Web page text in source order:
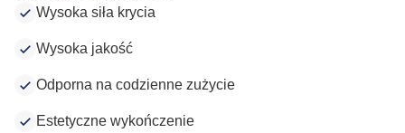
Wysoka siła krycia
Wysoka jakość
Odporna na codzienne zużycie
Estetyczne wykończenie